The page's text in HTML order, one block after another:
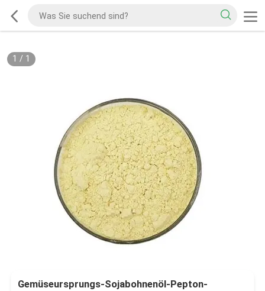
1 / 1
Gemüseursprungs-Sojabohnenöl-Pepton-